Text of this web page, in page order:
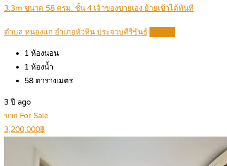
3.3m ขนาด 58 ตรม. ชั้น 4 เจ้าของขายเอง ย้ายเข้าได้ทันที
ตำบล หนองแก อำเภอหัวหิน ประจวบคีรีขันธ์
1 ห้องนอน
1 ห้องน้ำ
58 ตารางเมตร
3 ปี ago
ขาย For Sale
3,200,000฿